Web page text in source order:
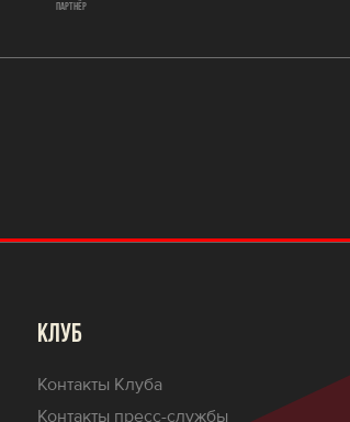
партнёр
КЛУБ
Контакты Клуба
Контакты пресс-службы